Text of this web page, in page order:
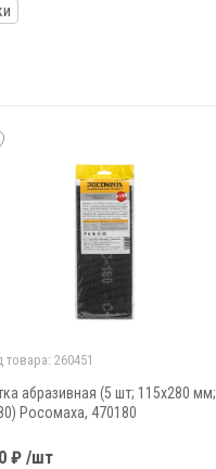
товара: 260451
абразивная (5 шт; 115х280 мм;
Росомаха, 470180
₽ /шт